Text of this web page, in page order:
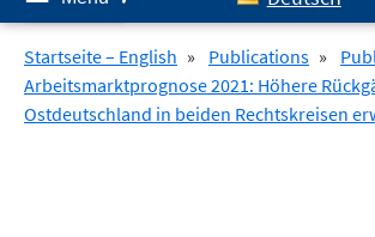
Startseite – English » Publications »
Arbeitsmarktprognose 2021: Höhere
Ostdeutschland in beiden Rechtskreisen